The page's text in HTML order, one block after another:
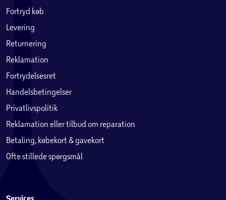
Fortryd køb
Levering
Returnering
Reklamation
Fortrydelsesret
Handelsbetingelser
Privatlivspolitik
Reklamation eller tilbud om reparation
Betaling, købekort & gavekort
Ofte stillede spørgsmål